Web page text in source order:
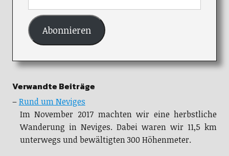
Abonnieren
Verwandte Beiträge
–Rund um Neviges
Im November 2017 machten wir eine herbstliche
Wanderung in Neviges. Dabei waren wir 11,5 km
unterwegs und bewältigten 300 Höhenmeter.